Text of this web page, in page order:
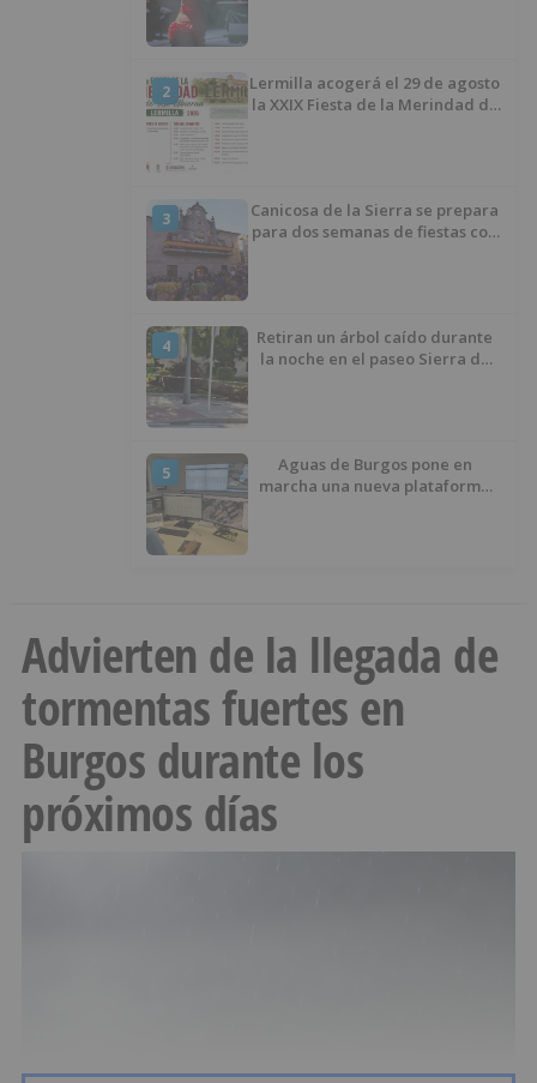
2
Lermilla acogerá el 29 de agosto
la XXIX Fiesta de la Merindad de
3
Canicosa de la Sierra se prepara
para dos semanas de fiestas con
4
Retiran un árbol caído durante
la noche en el paseo Sierra de
5
Aguas de Burgos pone en
marcha una nueva plataforma
Advierten de la llegada de
tormentas fuertes en
Burgos durante los
próximos días